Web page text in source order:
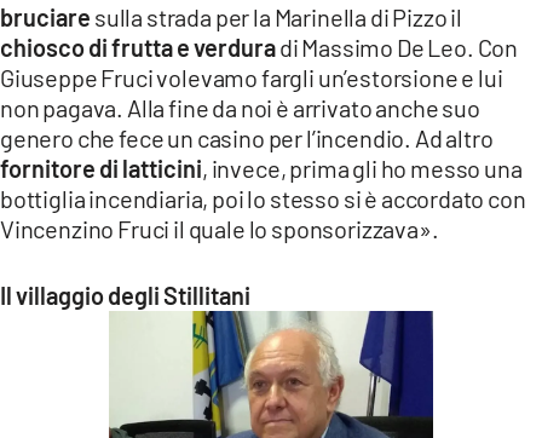
bruciare sulla strada per la Marinella di Pizzo il
chiosco di frutta e verduradi Massimo De Leo. Con
Giuseppe Fruci volevamo fargli un’estorsione e lui
non pagava. Alla fine da noi è arrivato anche suo
genero che fece un casino per l’incendio. Ad altro
fornitore di latticini, invece, prima gli ho messo una
bottiglia incendiaria, poi lo stesso si è accordato con
Vincenzino Fruci il quale lo sponsorizzava».
Il villaggio degli Stillitani